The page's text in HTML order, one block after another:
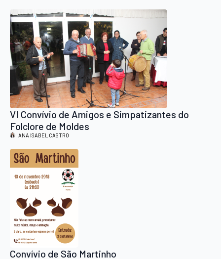
VI Convívio de Amigos e Simpatizantes do
Folclore de Moldes
ANA ISABEL CASTRO
Convívio de São Martinho